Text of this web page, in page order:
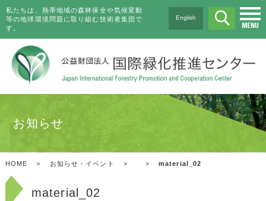
私たちは、熱帯地域の森林保全や気候変動
等の地球環境問題に取り組む技術者集団で
す。
English
お知らせ
HOME > お知らせ・イベント > > material_02
material_02